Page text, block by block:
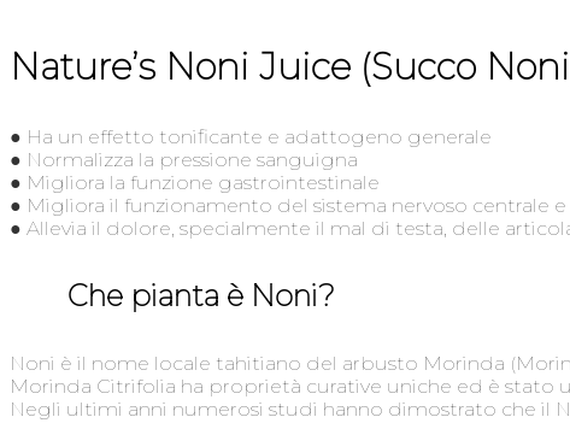
Nature’s Noni Juice (Succo
● Ha un effetto tonificante e adattogeno generale
● Normalizza la pressione sanguigna
● Migliora la funzione gastrointestinale
● Migliora il funzionamento del sistema nervoso centrale
● Allevia il dolore, specialmente il mal di testa, delle
Che pianta è Noni?
Noni è il nome locale tahitiano del arbusto Morinda
Morinda Citrifolia ha proprietà curative uniche ed è
Negli ultimi anni numerosi studi hanno dimostrato che il